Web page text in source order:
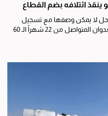
ينقذ ائتلافه بضم القطاع
لا يمكن وصفها مع تسجيل
أسوأ صور المجاعة وتجاوز عدد قتلى العدوان المتواصل من 22 شهراً الـ 60